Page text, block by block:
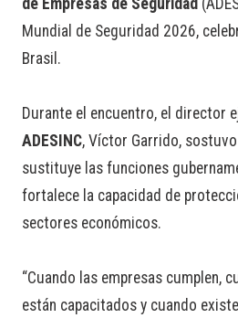
de Empresas de Seguridad
Mundial de Seguridad 2026,
Brasil.
Durante el encuentro, el director
ADESINC, Víctor Garrido,
sustituye las funciones
fortalece la capacidad de
sectores económicos.
“Cuando las empresas cumplen,
están capacitados y cuando